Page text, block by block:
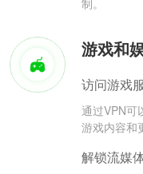
制。
游戏和
访问游戏
通过VPN可
游戏内容和
解锁流媒